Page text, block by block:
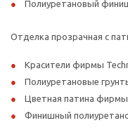
Полиуретановый
Отделка прозрачная с
Красители фирмы
Полиуретановые
Цветная патина фирмы
Финишный